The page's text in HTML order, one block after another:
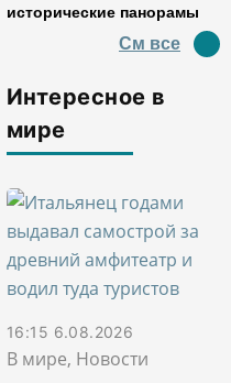
исторические панорамы
См все
Интересное в
мире
16:15 6.08.2026
В мире, Новости